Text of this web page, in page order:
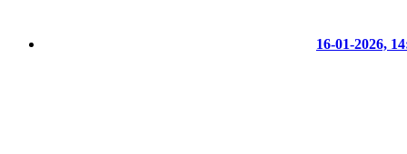
16-01-2026,